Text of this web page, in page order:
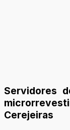
Servidores
Cerejeiras